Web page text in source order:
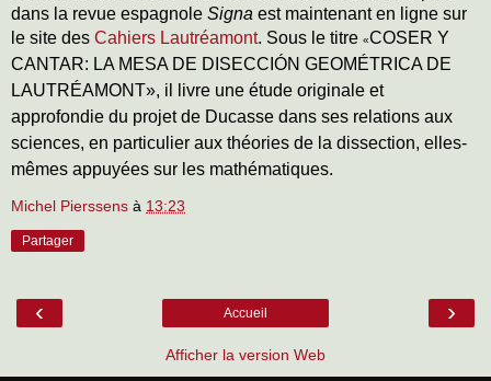
dans la revue espagnole Signa est maintenant en ligne sur
le site des Cahiers Lautréamont. Sous le titre «COSER Y
CANTAR: LA MESA DE DISECCIÓN GEOMÉTRICA DE
LAUTRÉAMONT», il livre une étude originale et
approfondie du projet de Ducasse dans ses relations aux
sciences, en particulier aux théories de la dissection, elles-
mêmes appuyées sur les mathématiques.
Michel Pierssens à 13:23
Partager
‹ ›
Accueil
Afficher la version Web